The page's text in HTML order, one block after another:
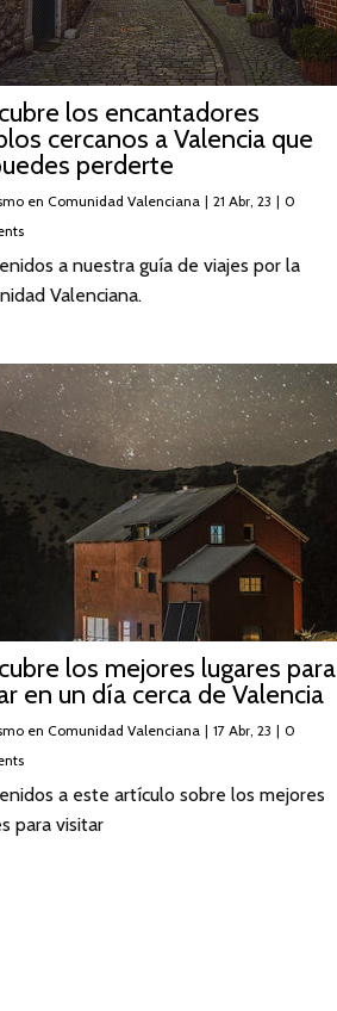
los encantadores
cercanos a Valencia que
perderte
en Comunidad Valenciana | 21 Abr, 23 | 0
a nuestra guía de viajes por la
Valenciana.
los mejores lugares para
en un día cerca de Valencia
en Comunidad Valenciana | 17 Abr, 23 | 0
a este artículo sobre los mejores
para visitar